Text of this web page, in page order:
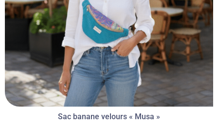
Sac banane velours « Musa »